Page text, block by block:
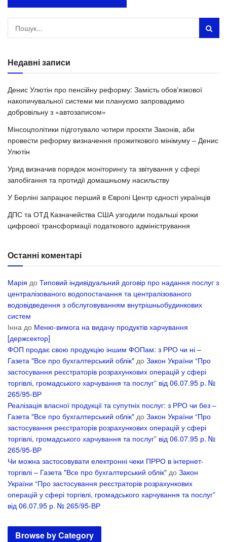
Недавні записи
Денис Улютін про пенсійну реформу: Замість обовʼязкової
накопичувальної системи ми плануємо запровадимо
добровільну з «автозаписом»
Мінсоцполітики підготувало чотири проєкти Законів, аби
провести реформу визначення прожиткового мінімуму – Денис
Улютін
Уряд визначив порядок моніторингу та звітування у сфері
запобігання та протидії домашньому насильству
У Берліні запрацює перший в Європі Центр єдності українців
ДПС та ОТД Казначейства США узгодили подальші кроки
цифрової трансформації податкового адміністрування
Останні коментарі
Марія до Типовий індивідуальний договір про надання послуг з
централізованого водопостачання та централізованого
водовідведення з обслуговуванням внутрішньобудинкових
систем
Інна до Меню-вимога на видачу продуктів харчування
[держсектор]
ФОП продає свою продукцію іншим ФОПам: з РРО чи ні –
Газета "Все про бухгалтерський облік" до Закон України “Про
застосування реєстраторів розрахункових операцій у сфері
торгівлі, громадського харчування та послуг” від 06.07.95 р. №
265/95-ВР
Реалізація власної продукції та супутніх послуг: з РРО чи без –
Газета "Все про бухгалтерський облік" до Закон України “Про
застосування реєстраторів розрахункових операцій у сфері
торгівлі, громадського харчування та послуг” від 06.07.95 р. №
265/95-ВР
Чи можна застосовувати електронні чеки ПРРО в інтернет-
торгівлі – Газета "Все про бухгалтерський облік" до Закон
України “Про застосування реєстраторів розрахункових
операцій у сфері торгівлі, громадського харчування та послуг”
від 06.07.95 р. № 265/95-ВР
Browse by Category